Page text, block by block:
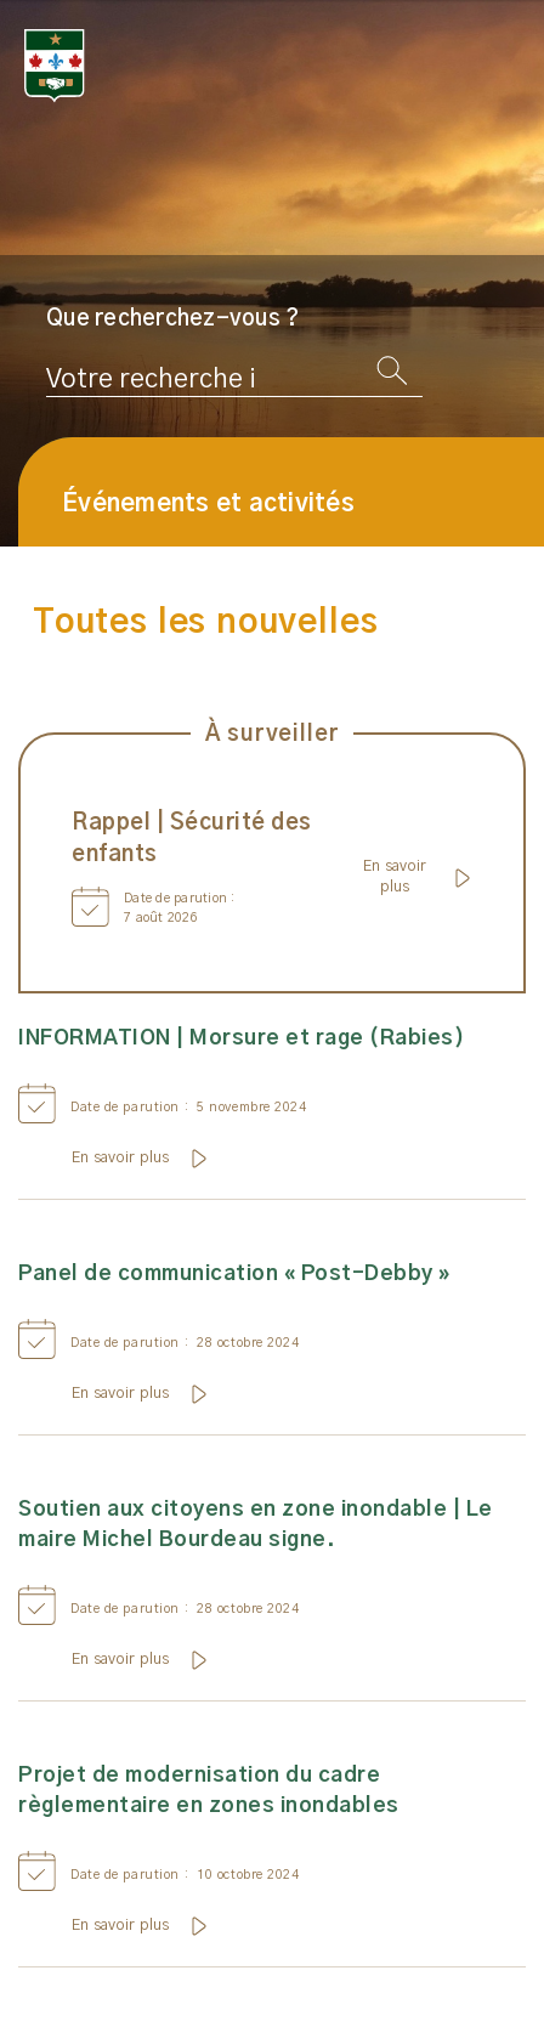
Toutes les nouvelles
Que recherchez-vous ?
Rechercher
Événements et activités
À surveiller
Rappel | Sécurité des
enfants
Date de parution :
7 août 2026
En savoir
plus
All News
INFORMATION | Morsure et rage (Rabies)
Date de parution :5 novembre 2024
En savoir plus
Panel de communication « Post-Debby »
Date de parution :28 octobre 2024
En savoir plus
Soutien aux citoyens en zone inondable | Le
maire Michel Bourdeau signe.
Date de parution :28 octobre 2024
En savoir plus
Projet de modernisation du cadre
règlementaire en zones inondables
Date de parution : 10 octobre 2024
En savoir plus